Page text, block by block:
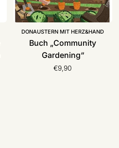
DONAUSTERN MIT HERZ&HAND
Buch „Community
Gardening“
€9,90